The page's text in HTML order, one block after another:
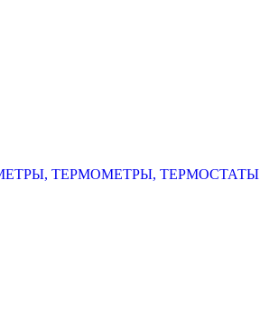
ТЕРМОМЕТРЫ, ТЕРМОСТАТЫ